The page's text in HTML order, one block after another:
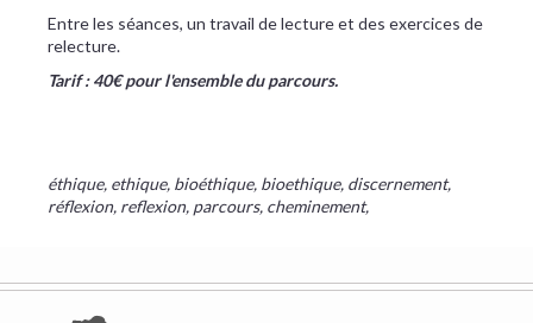
Entre les séances, un travail de lecture et des exercices de
relecture.
Tarif : 40€ pour l'ensemble du parcours.
éthique, ethique, bioéthique, bioethique, discernement,
réflexion, reflexion, parcours, cheminement,